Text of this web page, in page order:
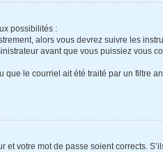
possibilités :
alors vous devrez suivre les
avant que vous puissiez vous
le courriel ait été traité par un filtre
votre mot de passe soient corrects.